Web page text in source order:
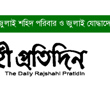
শহিদ পরিবার ও জুলাই
এখনো পূরণ হয়নি: ডা.
রাখতে যে ৫ কাজ করবেন
জাদুঘরের দুয়ার খুলেছে উদ্বোধন
নতুন সিনেমার লুক
ফাইনালে নেইমারের দুর্দান্ত অ্যাসিস্টে